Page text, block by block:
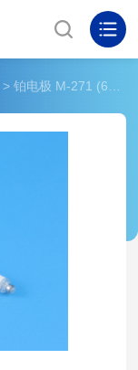
> 铂电极 M-271 (67-00001-10)